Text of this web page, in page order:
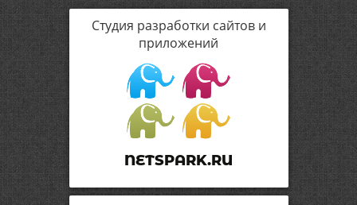
Студия разработки сайтов и
приложений
NETSPARK.RU